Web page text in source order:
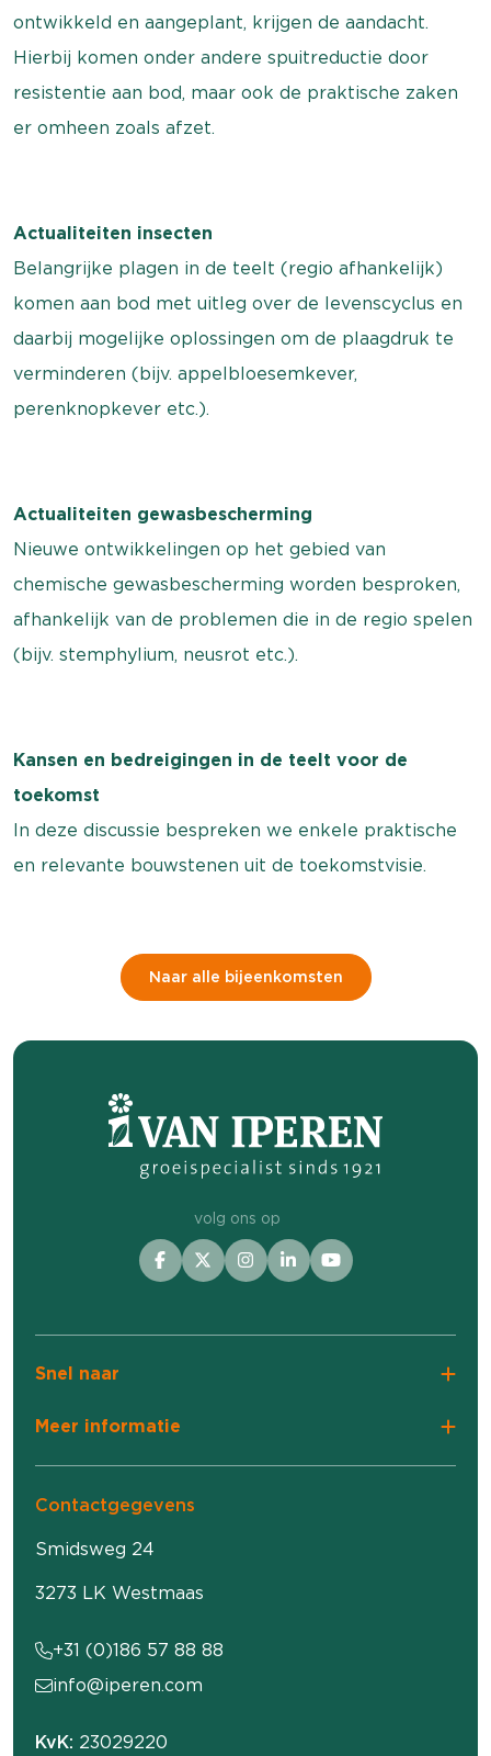
ontwikkeld en aangeplant, krijgen de aandacht.
Hierbij komen onder andere spuitreductie door
resistentie aan bod, maar ook de praktische zaken
er omheen zoals afzet.
Actualiteiten insecten
Belangrijke plagen in de teelt (regio afhankelijk)
komen aan bod met uitleg over de levenscyclus en
daarbij mogelijke oplossingen om de plaagdruk te
verminderen (bijv. appelbloesemkever,
perenknopkever etc.).
Actualiteiten gewasbescherming
Nieuwe ontwikkelingen op het gebied van
chemische gewasbescherming worden besproken,
afhankelijk van de problemen die in de regio spelen
(bijv. stemphylium, neusrot etc.).
Kansen en bedreigingen in de teelt voor de
toekomst
In deze discussie bespreken we enkele praktische
en relevante bouwstenen uit de toekomstvisie.
Naar alle bijeenkomsten
volg ons op
Snel naar
Meer informatie
Contactgegevens
Smidsweg 24
3273 LK Westmaas
KvK: 23029220
+31 (0)186 57 88 88
info@iperen.com